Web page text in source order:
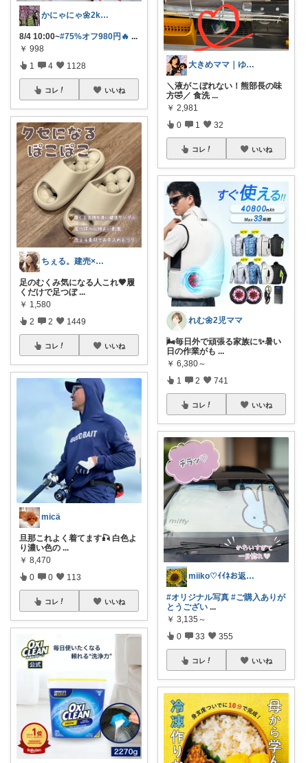
かにゃにゃ🌼2kids mama
8/4 10:00~#75%オフ980円🔥 ...
￥ 998
1 4 1128
コレ いいね
ちぇる。建売×暖色お家づくり
足のむくみ気になる人これ🤎履
くだけで足つぼ ...
￥ 1,580
2 2 1449
コレ いいね
micä
旦那これよく着てます🎣 白色よ
り濃い色の ...
￥ 8,470
0 0 113
コレ いいね
大きめママ｜ゆる育児と暮らしアイテム
＼液がこぼれない！熊部長の味
方🤣／ 食洗 ...
￥ 2,981
0 1 32
コレ いいね
れむ🌼2児ママ
🌬️毎日外で頑張る家族に✨暑い
日の作業がも ...
￥ 6,380～
1 2 741
コレ いいね
miiko♡ｲｲﾈお返し遅れ気味です🙏
#オリジナル写真 #ご購入ありが
とうござい ...
￥ 3,135～
0 33 355
コレ いいね